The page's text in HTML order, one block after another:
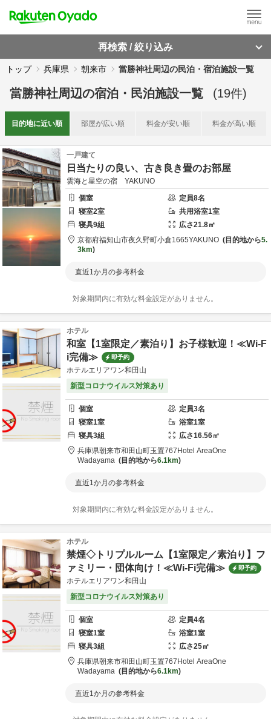
再検索 / 絞り込み
トップ 兵庫県 朝来市 當勝神社周辺の民泊・宿泊施設一覧
當勝神社周辺の宿泊・民泊施設一覧 (19件)
目的地に近い順 部屋が広い順 料金が安い順 料金が高い順
一戸建て
日当たりの良い、古き良き畳のお部屋
雲海と星空の宿 YAKUNO
個室
定員8名
寝室2室 共用浴室1室
寝具9組 広さ21.8㎡
京都府福知山市夜久野町小倉1665YAKUNO 目的地から5.
3km
直近1か月の参考料金
対象期間内に有効な料金設定がありません。
ホテル
和室【1室限定／素泊り】お子様歓迎！≪Wi-F
i完備≫
即予約
ホテルエリアワン和田山
新型コロナウイルス対策あり
個室 定員3名
寝室1室 浴室1室
寝具3組 広さ16.56㎡
兵庫県朝来市和田山町玉置767 Hotel AreaOne
Wadayama
目的地から6.1km
直近1か月の参考料金
対象期間内に有効な料金設定がありません。
ホテル
禁煙◇トリプルルーム【1室限定／素泊り】フ
ァミリー・団体向け！≪Wi-Fi完備≫
即予約
ホテルエリアワン和田山
新型コロナウイルス対策あり
個室 定員4名
寝室1室 浴室1室
寝具3組 広さ25㎡
兵庫県朝来市和田山町玉置767 Hotel AreaOne
Wadayama
目的地から6.1km
直近1か月の参考料金